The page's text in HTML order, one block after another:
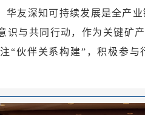
华友深知可持续发展是全产
识与共同行动，作为关键矿
“伙伴关系构建”，积极参与